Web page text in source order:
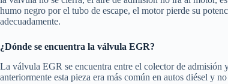
humo negro por el tubo de escape, el motor pierde su
adecuadamente.
¿Dónde se encuentra la válvula EGR?
La válvula EGR se encuentra entre el colector de admisión
anteriormente esta pieza era más común en autos diésel y